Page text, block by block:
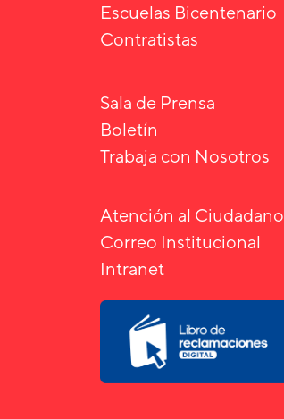
Escuelas Bicentenario
Contratistas
Sala de Prensa
Boletín
Trabaja con Nosotros
Atención al Ciudadano
Correo Institucional
Intranet